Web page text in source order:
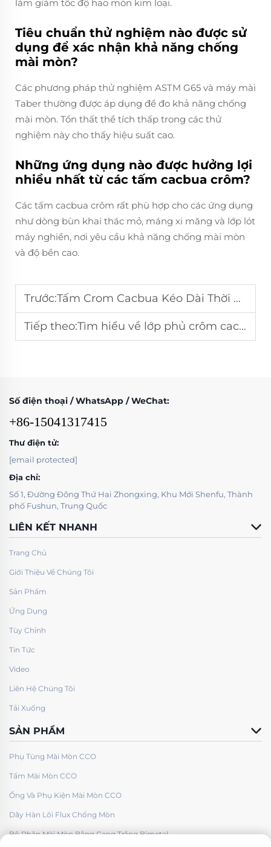
làm giảm tốc độ hao mòn kim loại.
Tiêu chuẩn thử nghiệm nào được sử
dụng để xác nhận khả năng chống
mài mòn?
Các phương pháp thử nghiệm ASTM G65 và máy mài
Taber thường được áp dụng để đo khả năng chống
mài mòn. Tổn thất thể tích thấp trong các thử
nghiệm này cho thấy hiệu suất cao.
Những ứng dụng nào được hưởng lợi
nhiều nhất từ các tấm cacbua crôm?
Các tấm cacbua crôm rất phù hợp cho các ứng dụng
như dòng bùn khai thác mỏ, máng xi măng và lớp lót
máy nghiền, nơi yêu cầu khả năng chống mài mòn
và độ bền cao.
Trước:Tấm Crom Cacbua Kéo Dài Thời Gian Phục Vụ Của Máy Móc Nặng Như Thế Nào?
Tiếp theo:Tìm hiểu về lớp phủ crôm cacbua (CCO): Khoa học đằng sau khả năng chống mài mòn vượt trội
Số điện thoại / WhatsApp / WeChat:
+86-15041317415
Thư điện tử:
[email protected]
Địa chỉ:
Số 1, Đường Đông Thứ Hai Zhongxing, Khu Mới Shenfu, Thành
phố Fushun, Trung Quốc
LIÊN KẾT NHANH
Trang Chủ
Giới Thiệu Về Chúng Tôi
Sản Phẩm
Ứng Dụng
Tùy Chỉnh
Tin Tức
Video
Liên Hệ Chúng Tôi
Tải Xuống
SẢN PHẨM
Phụ Tùng Mài Mòn CCO
Tấm Mài Mòn CCO
Ống Và Phụ Kiện Mài Mòn CCO
Dây Hàn Lõi Flux Chống Mòn
Bộ Phận Mài Mòn Bằng Gang Trắng Bimetal